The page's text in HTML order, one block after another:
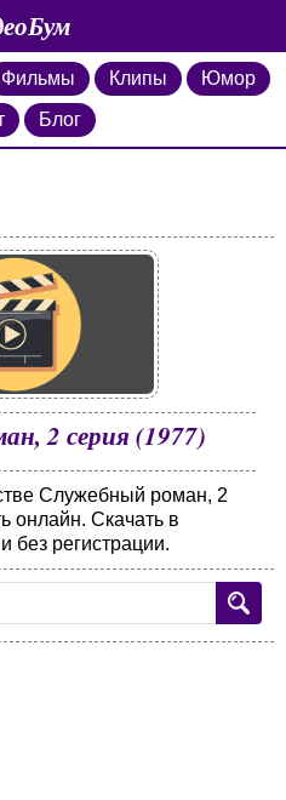
Фильмы Клипы
Юмор
Блог
2 серия (1977)
Служебный роман, 2
онлайн. Скачать в
без регистрации.